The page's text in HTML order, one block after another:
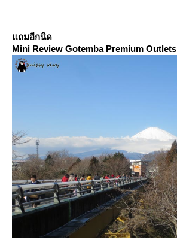
ถมอีกนิด
Mini Review Gotemba Premium Outlets